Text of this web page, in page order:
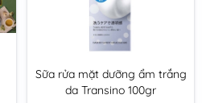
Sữa rửa mặt dưỡng ẩm trắng
da Transino 100gr